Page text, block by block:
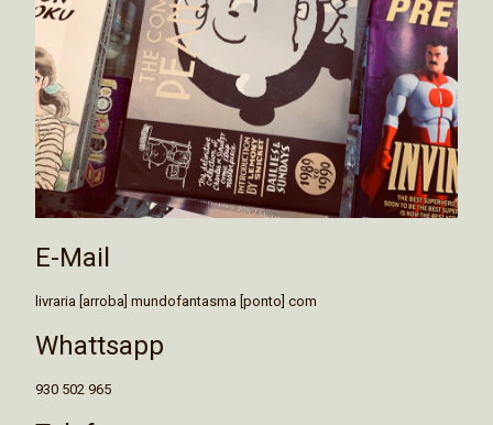
E-Mail
livraria [arroba] mundofantasma [ponto] com
Whattsapp
930 502 965